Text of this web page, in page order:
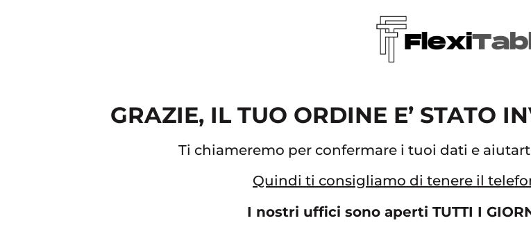
GRAZIE, IL TUO ORDINE E’ STATO
Ti chiameremo per confermare i tuoi dati e
Quindi ti consigliamo di tenere il
I nostri uffici sono aperti TUTTI I